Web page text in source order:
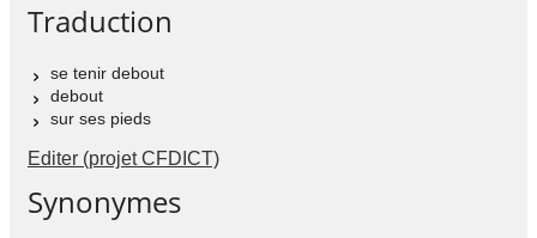
Traduction
se tenir debout
debout
sur ses pieds
Editer (projet CFDICT)
Synonymes